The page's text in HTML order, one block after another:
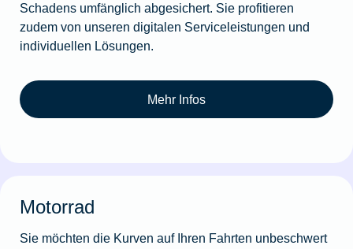
Schadens umfänglich abgesichert. Sie profitieren
zudem von unseren digitalen Serviceleistungen und
individuellen Lösungen.
Mehr Infos
Motorrad
Sie möchten die Kurven auf Ihren Fahrten unbeschwert